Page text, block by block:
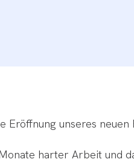
unseres neuen
harter Arbeit und